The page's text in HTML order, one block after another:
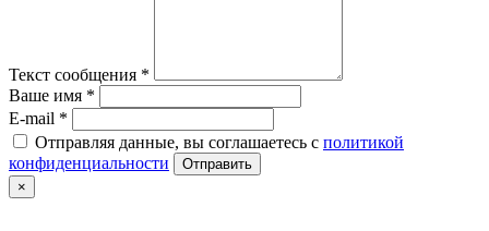
Текст сообщения *
Ваше имя *
E-mail *
Отправляя данные, вы соглашаетесь с политикой
конфиденциальности
Отправить
×